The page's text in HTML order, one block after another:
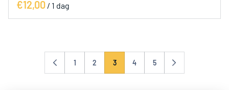
/
1 2 3 4 5